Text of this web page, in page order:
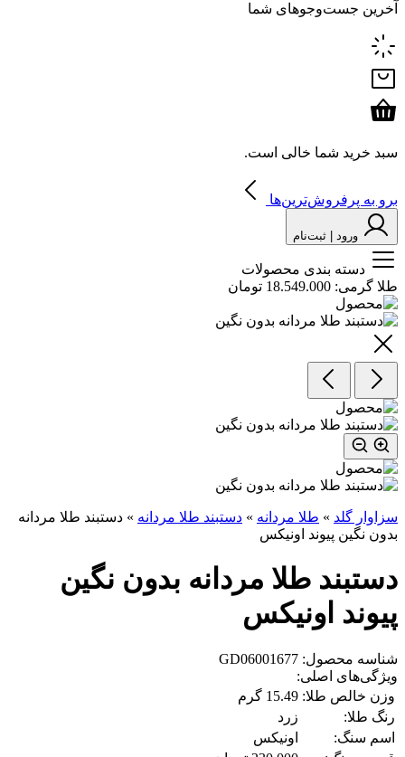
آخرین جست‌وجوهای شما
سبد خرید شما خالی است.
برو به پرفروش‌ترین‌ها
ورود | ثبت‌نام
دسته بندی محصولات
طلا گرمی: 18.549.000 تومان
سزاوار گلد » طلا مردانه » دستبند طلا مردانه » دستبند طلا مردانه
بدون نگین پیوند اونیکس
دستبند طلا مردانه بدون نگین
پیوند اونیکس
شناسه محصول: GD06001677
ویژگی‌های اصلی:
وزن خالص طلا: 15.49 گرم
رنگ طلا:
زرد
اسم سنگ:
اونیکس